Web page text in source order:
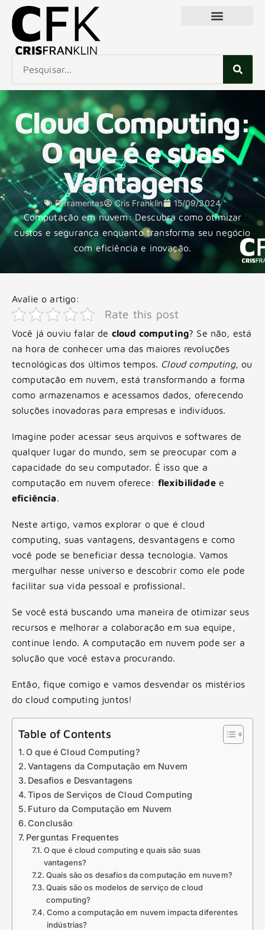
Cloud Computing:
O que é e suas
Vantagens
Ferramentas Cris Franklin 15/09/2024
Computação em nuvem: Descubra como otimizar
custos e segurança enquanto transforma seu negócio
com eficiência e inovação.
Avalie o artigo:
Rate this post
Você já ouviu falar de cloud computing? Se não, está
na hora de conhecer uma das maiores revoluções
tecnológicas dos últimos tempos. Cloud computing, ou
computação em nuvem, está transformando a forma
como armazenamos e acessamos dados, oferecendo
soluções inovadoras para empresas e indivíduos.
Imagine poder acessar seus arquivos e softwares de
qualquer lugar do mundo, sem se preocupar com a
capacidade do seu computador. É isso que a
computação em nuvem oferece: flexibilidadee
eficiência.
Neste artigo, vamos explorar o que é cloud
computing, suas vantagens, desvantagens e como
você pode se beneficiar dessa tecnologia. Vamos
mergulhar nesse universo e descobrir como ele pode
facilitar sua vida pessoal e profissional.
Se você está buscando uma maneira de otimizar seus
recursos e melhorar a colaboração em sua equipe,
continue lendo. A computação em nuvem pode ser a
solução que você estava procurando.
Então, fique comigo e vamos desvendar os mistérios
do cloud computing juntos!
Table of Contents
O que é Cloud Computing?
Vantagens da Computação em Nuvem
Desafios e Desvantagens
Tipos de Serviços de Cloud Computing
Futuro da Computação em Nuvem
Conclusão
Perguntas Frequentes
O que é cloud computing e quais são suas
vantagens?
Quais são os desafios da computação em nuvem?
Quais são os modelos de serviço de cloud
computing?
Como a computação em nuvem impacta diferentes
indústrias?